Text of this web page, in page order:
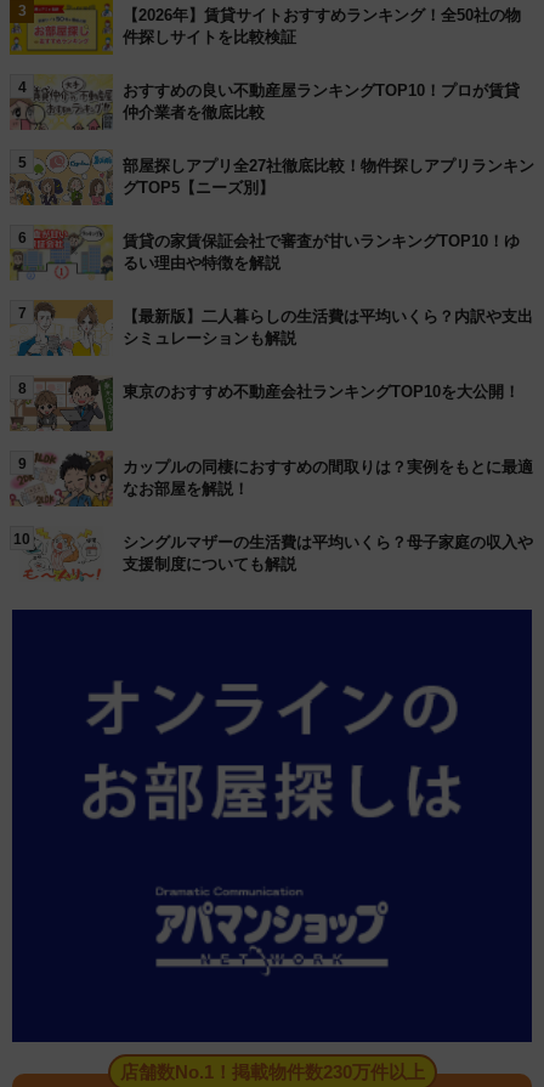
3
【2026年】賃貸サイトおすすめランキング！全50社の物
件探しサイトを比較検証
4
おすすめの良い不動産屋ランキングTOP10！プロが賃貸
仲介業者を徹底比較
5
部屋探しアプリ全27社徹底比較！物件探しアプリランキン
グTOP5【ニーズ別】
6
賃貸の家賃保証会社で審査が甘いランキングTOP10！ゆ
るい理由や特徴を解説
7
【最新版】二人暮らしの生活費は平均いくら？内訳や支出
シミュレーションも解説
8 東京のおすすめ不動産会社ランキングTOP10を大公開！
9
カップルの同棲におすすめの間取りは？実例をもとに最適
なお部屋を解説！
10
シングルマザーの生活費は平均いくら？母子家庭の収入や
支援制度についても解説
店舗数No.1！掲載物件数230万件以上